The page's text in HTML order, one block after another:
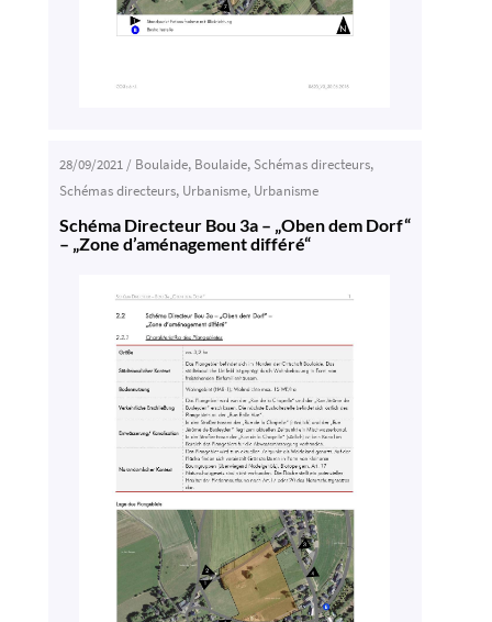
28/09/2021/ Boulaide, Boulaide,Schémas directeurs,
Schémas directeurs, Urbanisme, Urbanisme
Schéma Directeur Bou 3a – „Oben dem Dorf“
– „Zone d’aménagement différé“